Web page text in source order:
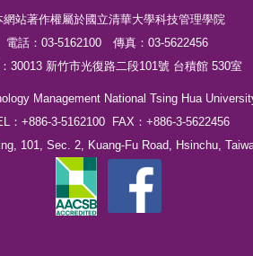
網站著作權屬於國立清華大學科技管理學院
電話：03-5162100 傳真：03-5622456
30013 新竹市光復路二段101號 台積館 530室
Management National Tsing Hua
：+886-3-5162100 FAX：+886-3-5622456
101, Sec. 2, Kuang-Fu Road, Hsinchu,